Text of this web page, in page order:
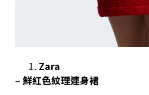
Zara
– 鮮紅色紋理連身裙